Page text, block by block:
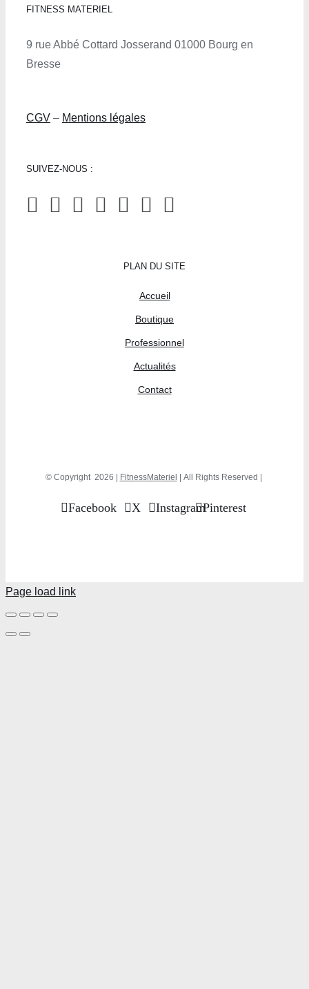
FITNESS MATERIEL
9 rue Abbé Cottard Josserand 01000 Bourg en
Bresse
CGV – Mentions légales
SUIVEZ-NOUS :
PLAN DU SITE
Accueil
Boutique
Professionnel
Actualités
Contact
© Copyright 2026 | FitnessMateriel | All Rights Reserved |
Facebook X InstagramPinterest
Page load link